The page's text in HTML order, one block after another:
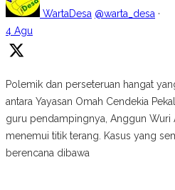
WartaDesa @warta_desa ·
4 Agu
Polemik dan perseteruan hangat
antara Yayasan Omah Cendekia
guru pendampingnya, Anggun Wuri
menemui titik terang. Kasus yang
berencana dibawa